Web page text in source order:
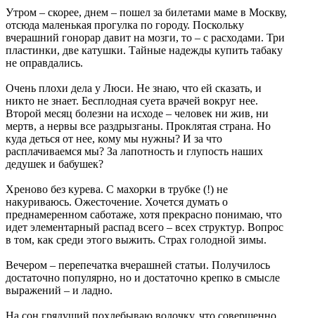
Утром – скорее, днем – пошел за билетами маме в Москву,
отсюда маленькая прогулка по городу. Поскольку
вчерашний гонорар давит на мозги, то – с расходами. Три
пластинки, две катушки. Тайные надежды купить табаку
не оправдались.
Очень плохи дела у Люси. Не знаю, что ей сказать, и
никто не знает. Бесплодная суета врачей вокруг нее.
Второй месяц болезни на исходе – человек ни жив, ни
мертв, а нервы все раздрызганы. Проклятая страна. Но
куда деться от нее, кому мы нужны? И за что
расплачиваемся мы? За лапотность и глупость наших
дедушек и бабушек?
Хреново без курева. С махорки в трубке (!) не
накуриваюсь. Ожесточение. Хочется думать о
преднамеренном саботаже, хотя прекрасно понимаю, что
идет элементарный распад всего – всех структур. Вопрос
в том, как среди этого выжить. Страх голодной зимы.
Вечером – перепечатка вчерашней статьи. Получилось
достаточно популярно, но и достаточно крепко в смысле
выражений – и ладно.
На сон грядущий похлебываю водочку, что совершенно